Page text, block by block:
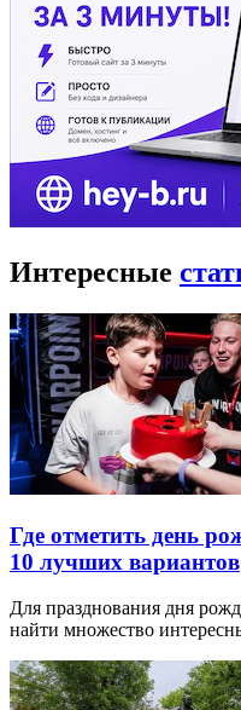
Интересные
Где отметить день
10 лучших вариантов
Для празднования дня
найти множество